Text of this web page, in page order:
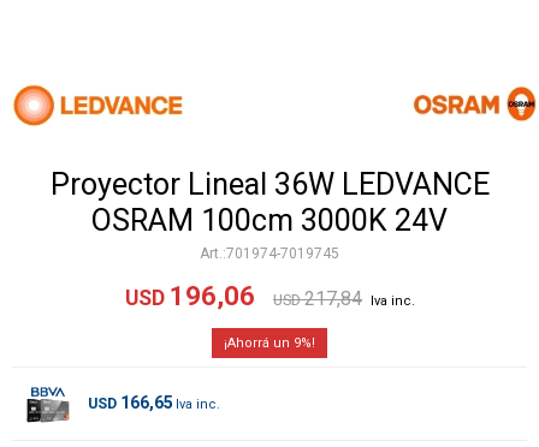
Proyector Lineal 36W LEDVANCE
OSRAM 100cm 3000K 24V
701974-7019745
USD 196,06 USD 217,84
9
USD 166,65